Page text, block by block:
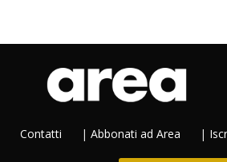
Contatti | Abbonati ad Area |